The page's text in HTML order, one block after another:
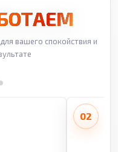
вашего спокойствия и
02